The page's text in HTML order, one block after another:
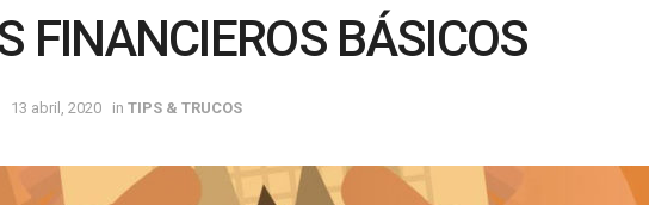
FINANCIEROS BÁSICOS
13 abril, 2020 in TIPS & TRUCOS